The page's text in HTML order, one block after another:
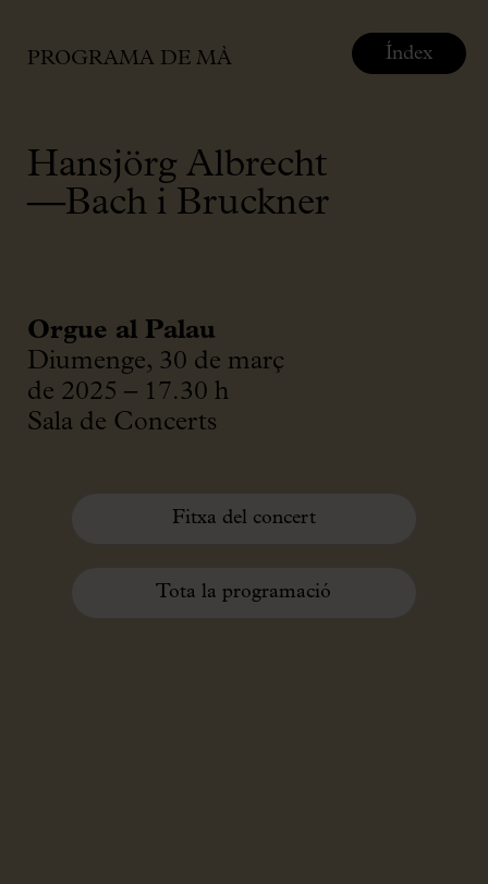
PROGRAMA DE MÀ
Hansjörg Albrecht
—Bach i Bruckner
Orgue al Palau
Diumenge, 30 de març
de 2025 – 17.30 h
Sala de Concerts
Fitxa del concert
Tota la programació
Índex